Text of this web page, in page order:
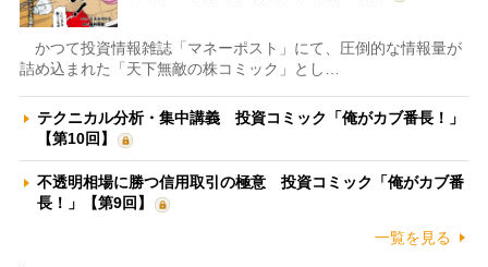
かつて投資情報雑誌「マネーポスト」にて、圧倒的な情報量が
詰め込まれた「天下無敵の株コミック」とし…
テクニカル分析・集中講義 投資コミック「俺がカブ番長！」
【第10回】
不透明相場に勝つ信用取引の極意 投資コミック「俺がカブ番
長！」【第9回】
一覧を見る